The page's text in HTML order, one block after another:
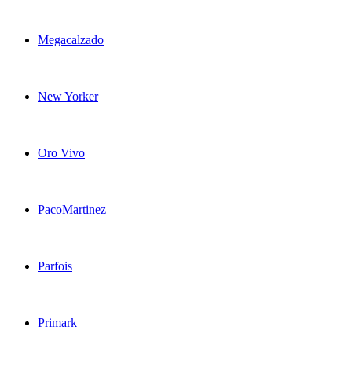
Megacalzado
New Yorker
Oro Vivo
PacoMartinez
Parfois
Primark